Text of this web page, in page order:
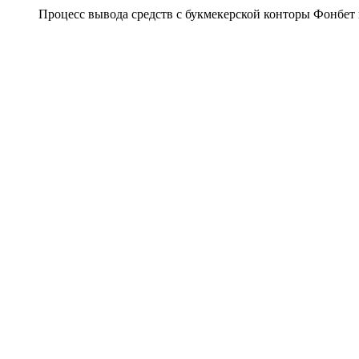
Процесс вывода средств с букмекерской конторы Фонбет